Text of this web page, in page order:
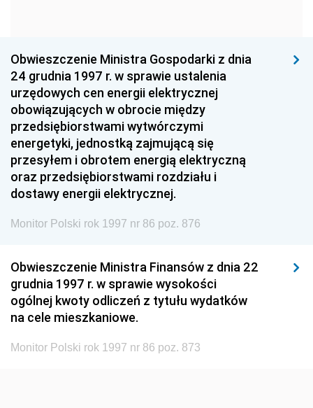
1954 1953 1952
1951 1950
1948 1947
1939 1938
1936 1930
Obwieszczenie Ministra Gospodarki z dnia
24 grudnia 1997 r. w sprawie ustalenia
urzędowych cen energii elektrycznej
obowiązujących w obrocie między
przedsiębiorstwami wytwórczymi
energetyki, jednostką zajmującą się
przesyłem i obrotem energią elektryczną
oraz przedsiębiorstwami rozdziału i
dostawy energii elektrycznej.
Monitor Polski rok 1997 nr 86 poz. 876
Obwieszczenie Ministra Finansów z dnia 22
grudnia 1997 r. w sprawie wysokości
ogólnej kwoty odliczeń z tytułu wydatków
na cele mieszkaniowe.
Monitor Polski rok 1997 nr 86 poz. 873